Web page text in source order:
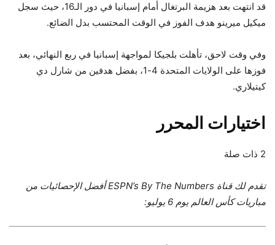
قد انتهت بعد هزيمة البرتغال أمام إسبانيا في دور الـ16، حيث سجل
ميكيل ميرينو هدف الفوز في الوقت المحتسب بدل الضائع.
وفي وقت لاحق، تأهلت بلجيكا لمواجهة إسبانيا في ربع النهائي، بعد
فوزها على الولايات المتحدة 4-1، بفضل هدفين من شارل دي
كيتيلاري.
اختيارات المحرر
2 ذات صلة
تقدم لك قناة ESPN’s By The Numbers أفضل الإحصائيات من
مباريات كأس العالم يوم 6 يوليو: